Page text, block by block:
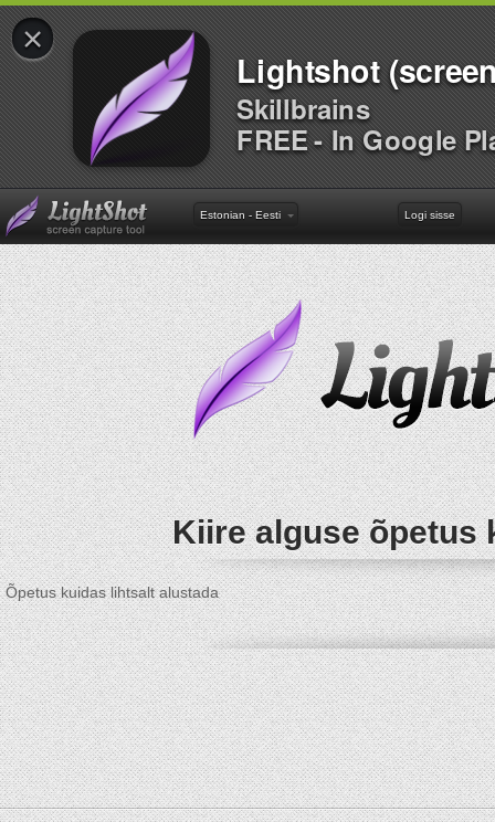
×
Lightshot
Skillbrains
FREE - In Google
Estonian - Eesti Logi sisse
Kiire alguse õpetus
Õpetus kuidas lihtsalt alustada